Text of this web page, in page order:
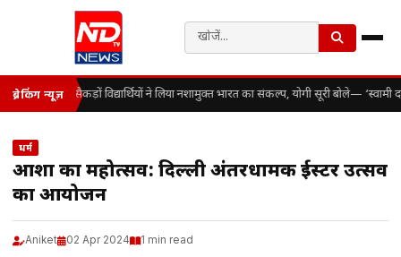
ब्रेकिंग न्यूज़ सैकड़ों विद्यार्थियों ने लिया नशामुक्त भारत का संकल्प, योगी सूरी बोले—
धर्म
आशा का महोत्सव: दिल्ली अंतरधार्मिक ईस्टर उत्सव
का आयोजन
Aniket 02 Apr 2024 1 min read